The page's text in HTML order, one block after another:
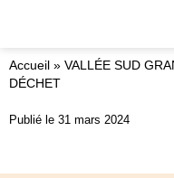
Accueil » VALLÉE SUD
DÉCHET
Publié le 31 mars 2024